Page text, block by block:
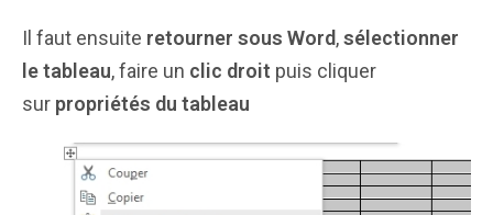
Il faut ensuite retourner sous Word,sélectionner
le tableau, faire un clic droit puis cliquer
sur propriétés du tableau